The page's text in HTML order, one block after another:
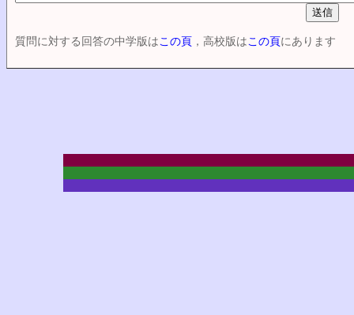
質問に対する回答の中学版はこの頁 ，高校版はこの頁にあります